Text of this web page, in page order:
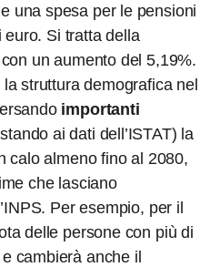
una spesa per le pensioni
Si tratta della
un aumento del 5,19%.
struttura demografica nel
importanti
ai dati dell’ISTAT) la
calo almeno fino al 2080,
che lasciano
Per esempio, per il
delle persone con più di
cambierà anche il